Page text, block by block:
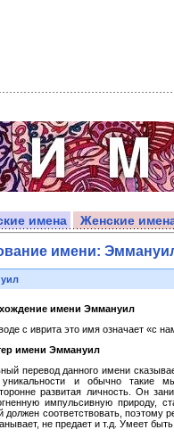
имена Женские
имени:
имени Эммануил
с иврита это имя означает «с
имени Эммануил
перевод данного имени
и обычно такие
развитая личность. Он
импульсивную природу,
должен соответствовать,
не предает и т.д. Умеет